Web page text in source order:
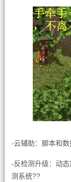
-云辅助：脚本和
-反检测升级：动
测系统??